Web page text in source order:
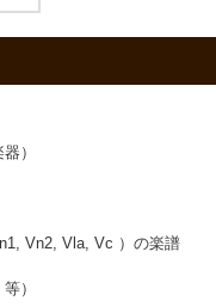
）
Vn2, Vla, Vc ）の楽譜
）